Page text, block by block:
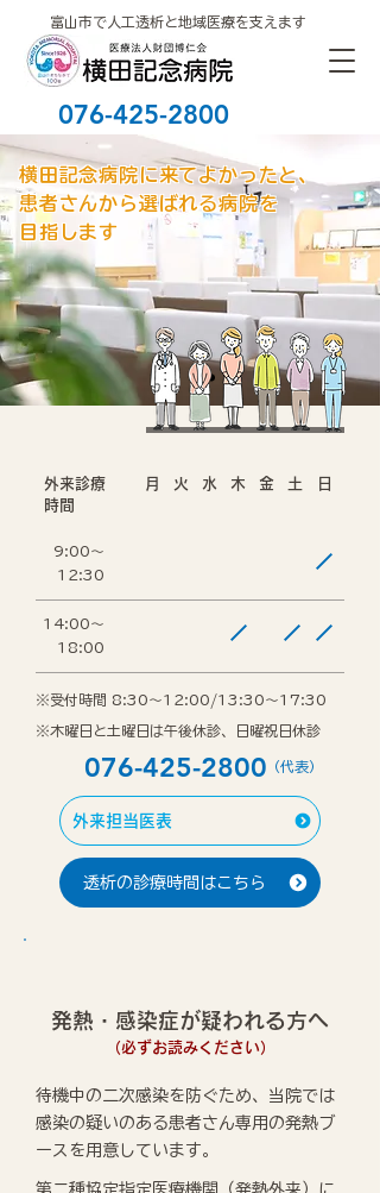
富山市で人工透析と地域医療を支えます
076-425-2800
横田記念病院に来てよかったと、
患者さんから選ばれる病院を
目指します
外来診療
時間
月 火 水 木 金 土 日
9:00～
12:30
14:00～
18:00
※受付時間 8:30～12:00/13:30～17:30
※木曜日と土曜日は午後休診、日曜祝日休診
076-425-2800 （代表）
外来担当医表
透析の診療時間はこちら
発熱・感染症が疑われる方へ
（必ずお読みください）
待機中の二次感染を防ぐため、当院では
感染の疑いのある患者さん専用の発熱ブ
ースを用意しています。
第二種協定指定医療機関（発熱外来）に